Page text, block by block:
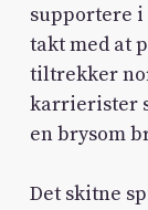
supportere i
takt med at
tiltrekker
karrierister
en brysom
Det skitne